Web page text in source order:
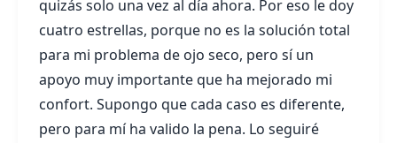
quizás solo una vez al día ahora. Por eso le doy
cuatro estrellas, porque no es la solución total
para mi problema de ojo seco, pero sí un
apoyo muy importante que ha mejorado mi
confort. Supongo que cada caso es diferente,
pero para mí ha valido la pena. Lo seguiré